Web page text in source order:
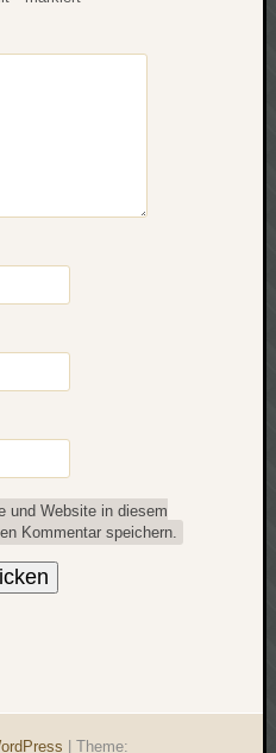
und Website in diesem
Kommentar speichern.
Theme: